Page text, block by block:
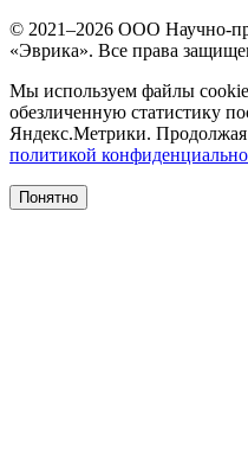
© 2021–2026 ООО Научно-
«Эврика». Все права
Мы используем файлы
обезличенную статистику
Яндекс.Метрики. Продолжая
политикой
Понятно